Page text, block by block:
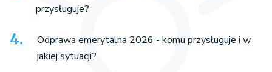
przysługuje?
Odprawa emerytalna 2026 - komu przysługuje i w
jakiej sytuacji?